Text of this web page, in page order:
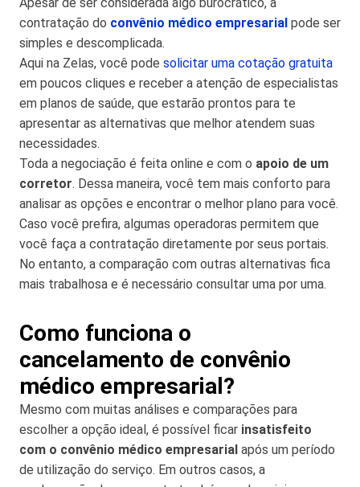
contratação do convênio médico empresarial pode ser
simples e descomplicada.
Aqui na Zelas, você pode solicitar uma cotação gratuita
em poucos cliques e receber a atenção de especialistas
em planos de saúde, que estarão prontos para te
apresentar as alternativas que melhor atendem suas
necessidades.
Toda a negociação é feita online e com o apoio de um
corretor. Dessa maneira, você tem mais conforto para
analisar as opções e encontrar o melhor plano para você.
Caso você prefira, algumas operadoras permitem que
você faça a contratação diretamente por seus portais.
No entanto, a comparação com outras alternativas fica
mais trabalhosa e é necessário consultar uma por uma.
Como funciona o
cancelamento de convênio
médico empresarial?
Mesmo com muitas análises e comparações para
escolher a opção ideal, é possível ficar insatisfeito
com o convênio médico empresarial após um período
de utilização do serviço. Em outros casos, a